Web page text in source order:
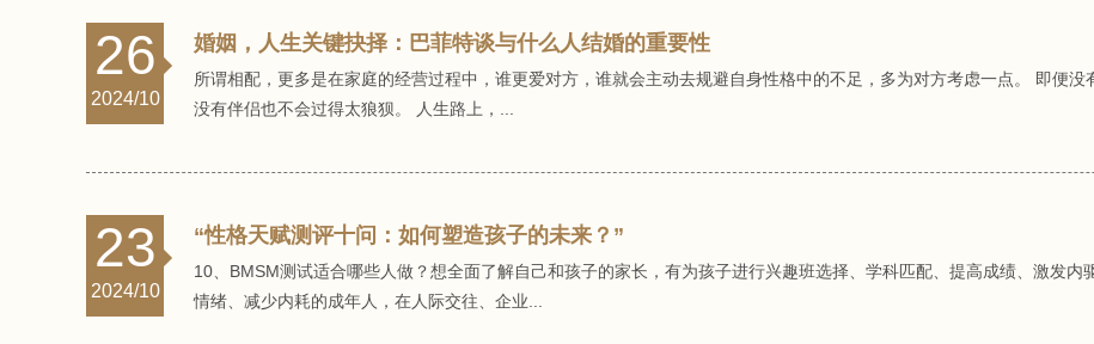
26
2024/10
婚姻，人生关键抉择：巴菲特谈与什么人结婚的重要性
所谓相配，更多是在家庭的经营过程中，谁更爱对方，谁就会主动去规避自身性格中的不足，多为对方考虑一点。 即便
没有伴侣也不会过得太狼狈。 人生路上，...
23
2024/10
“性格天赋测评十问：如何塑造孩子的未来？”
10、BMSM测试适合哪些人做？想全面了解自己和孩子的家长，有为孩子进行兴趣班选择、学科匹配、提高成绩、激发
情绪、减少内耗的成年人，在人际交往、企业...